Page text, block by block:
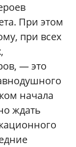
При этом
при всех
— это
начала
ждать